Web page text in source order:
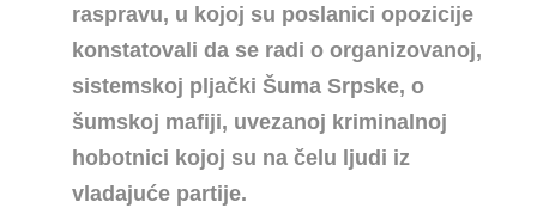
raspravu, u kojoj su poslanici opozicije
konstatovali da se radi o organizovanoj,
sistemskoj pljački Šuma Srpske, o
šumskoj mafiji, uvezanoj kriminalnoj
hobotnici kojoj su na čelu ljudi iz
vladajuće partije.